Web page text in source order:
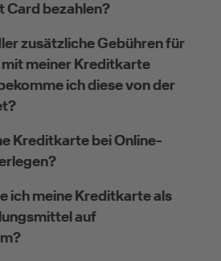
Card bezahlen?
zusätzliche Gebühren für
mit meiner Kreditkarte
ich diese von der
Kreditkarte bei Online-
ich meine Kreditkarte als
auf